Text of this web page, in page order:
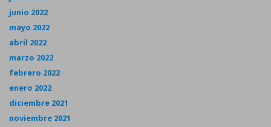
junio 2022
mayo 2022
abril 2022
marzo 2022
febrero 2022
enero 2022
diciembre 2021
noviembre 2021